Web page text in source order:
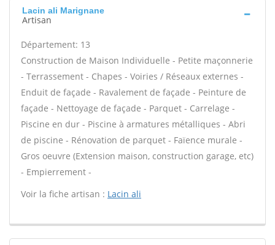
Lacin ali Marignane
Artisan
Département: 13
Construction de Maison Individuelle - Petite maçonnerie
- Terrassement - Chapes - Voiries / Réseaux externes -
Enduit de façade - Ravalement de façade - Peinture de
façade - Nettoyage de façade - Parquet - Carrelage -
Piscine en dur - Piscine à armatures métalliques - Abri
de piscine - Rénovation de parquet - Faïence murale -
Gros oeuvre (Extension maison, construction garage, etc)
- Empierrement -
Voir la fiche artisan : Lacin ali